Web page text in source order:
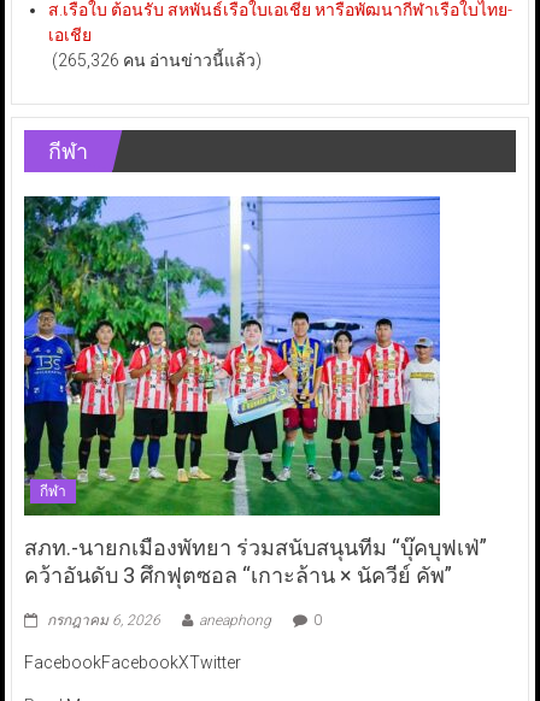
ส.เรือใบ ต้อนรับ สหพันธ์เรือใบเอเชีย หารือพัฒนากีฬาเรือใบไทย-
เอเชีย
(265,326 คน อ่านข่าวนี้แล้ว)
กีฬา
กีฬา
สภท.-นายกเมืองพัทยา ร่วมสนับสนุนทีม “บุ๊คบุฟเฟ่”
คว้าอันดับ 3 ศึกฟุตซอล “เกาะล้าน × นัควีย์ คัพ”
กรกฎาคม 6, 2026 aneaphong 0
FacebookFacebookXTwitter